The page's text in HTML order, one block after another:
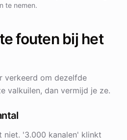
te nemen.
fouten bij het
verkeerd om dezelfde
valkuilen, dan vermijd je ze.
'3.000 kanalen' klinkt